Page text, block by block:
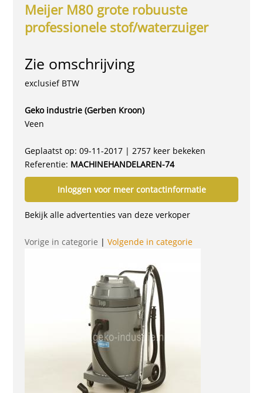
Meijer M80 grote robuuste
professionele stof/waterzuiger
Zie omschrijving
exclusief BTW
Geko industrie (Gerben Kroon)
Veen
Geplaatst op: 09-11-2017 | 2757 keer bekeken
Referentie: MACHINEHANDELAREN-74
Inloggen voor meer contactinformatie
Bekijk alle advertenties van deze verkoper
Vorige in categorie |Volgende in categorie